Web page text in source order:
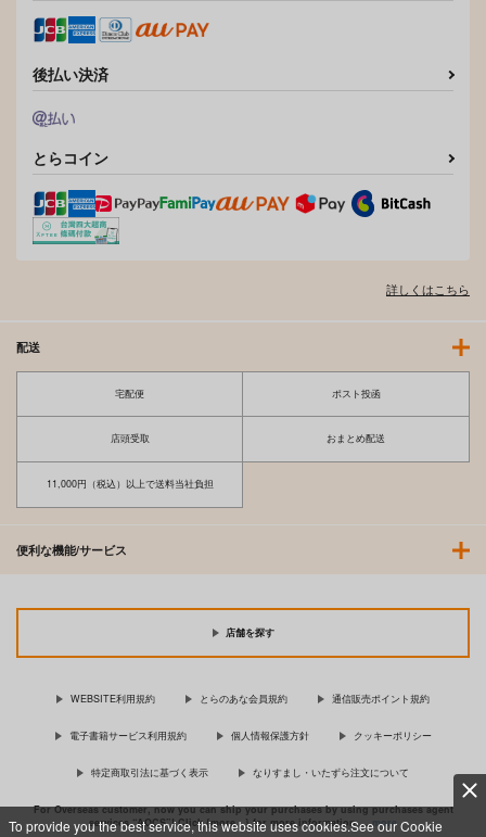
To provide you the best service, this website uses cookies.See our Cookie
後払い決済
とらコイン
詳しくはこちら
配送
宅配便 ポスト投函
店頭受取 おまとめ配送
11,000円（税込）以上で送料当社負担
便利な機能/サービス
店舗を探す
WEBSITE利用規約 とらのあな会員規約 通信販売ポイント規約
電子書籍サービス利用規約 個人情報保護方針 クッキーポリシー
特定商取引法に基づく表示 なりすまし・いたずら注文について
For Overseas customer, now you can ship your purchases by using purchases agent
services “AOCS”! Click {more…} for more information …more